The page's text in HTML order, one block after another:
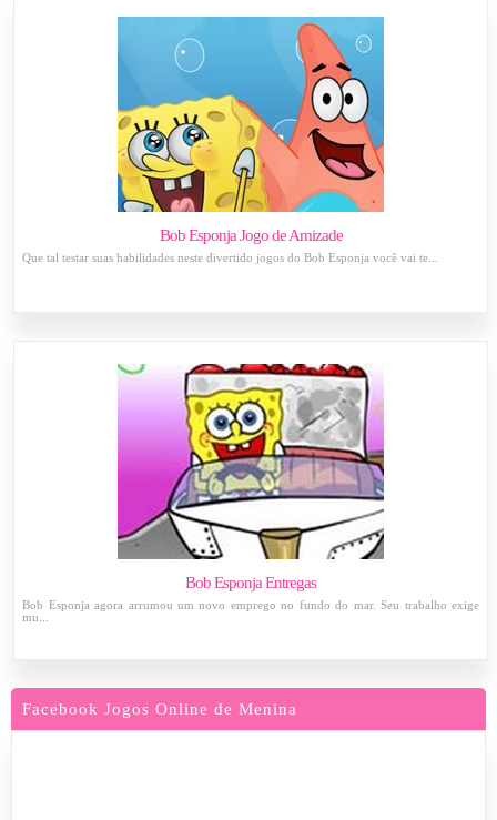
Bob Esponja Jogo de Amizade
Que tal testar suas habilidades neste divertido jogos do Bob Esponja você vai te...
Bob Esponja Entregas
Bob Esponja agora arrumou um novo emprego no fundo do mar. Seu trabalho exige
mu...
Facebook Jogos Online de Menina